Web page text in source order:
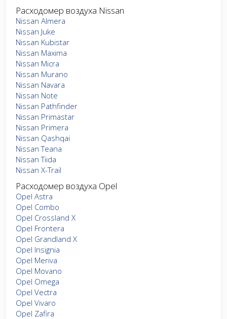
Расходомер воздуха Nissan
Nissan Almera
Nissan Juke
Nissan Kubistar
Nissan Maxima
Nissan Micra
Nissan Murano
Nissan Navara
Nissan Note
Nissan Pathfinder
Nissan Primastar
Nissan Primera
Nissan Qashqai
Nissan Teana
Nissan Tiida
Nissan X-Trail
Расходомер воздуха Opel
Opel Astra
Opel Combo
Opel Crossland X
Opel Frontera
Opel Grandland X
Opel Insignia
Opel Meriva
Opel Movano
Opel Omega
Opel Vectra
Opel Vivaro
Opel Zafira